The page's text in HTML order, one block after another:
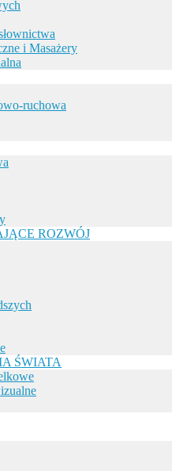
i Masażery
ruchowa
ROZWÓJ
ŚWIATA